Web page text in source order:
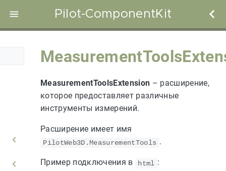
Pilot-ComponentKit
MeasurementToolsExtension – расширение,
которое предоставляет различные
инструменты измерений.
Расширение имеет имя
PilotWeb3D.MeasurementTools .
Пример подключения в html :